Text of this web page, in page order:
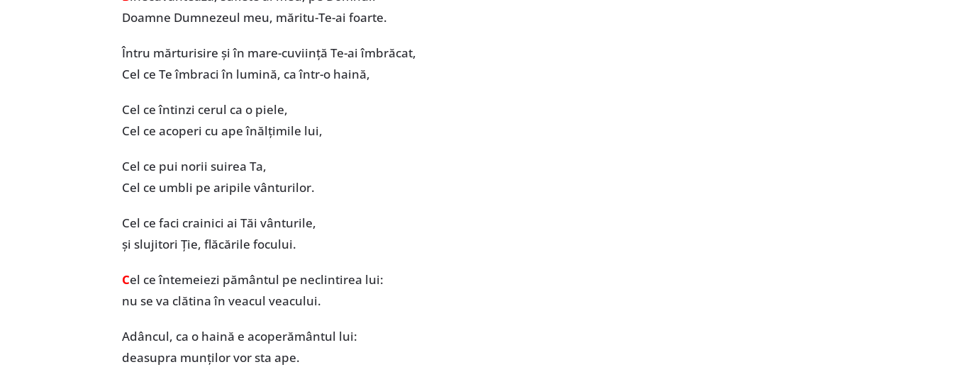
Doamne Dumnezeul meu, măritu-Te-ai foarte.
Întru mărturisire și în mare-cuviință Te-ai îmbrăcat,
Cel ce Te îmbraci în lumină, ca într-o haină,
Cel ce întinzi cerul ca o piele,
Cel ce acoperi cu ape înălțimile lui,
Cel ce pui norii suirea Ta,
Cel ce umbli pe aripile vânturilor.
Cel ce faci crainici ai Tăi vânturile,
și slujitori Ție, flăcările focului.
Cel ce întemeiezi pământul pe neclintirea lui:
nu se va clătina în veacul veacului.
Adâncul, ca o haină e acoperământul lui:
deasupra munților vor sta ape.